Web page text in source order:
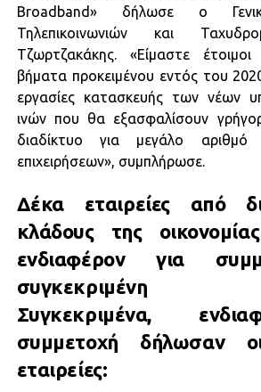
Broadband» δήλωσε ο
Τηλεπικοινωνιών και
Τζωρτζακάκης. «Είμαστε
βήματα προκειμένου εντός του
εργασίες κατασκευής των νέων
ινών που θα εξασφαλίσουν
διαδίκτυο για μεγάλο αριθμό
επιχειρήσεων», συμπλήρωσε.
Δέκα εταιρείες από
κλάδους της
ενδιαφέρον για
συγκεκριμένη
Συγκεκριμένα,
συμμετοχή δήλωσαν
εταιρείες: